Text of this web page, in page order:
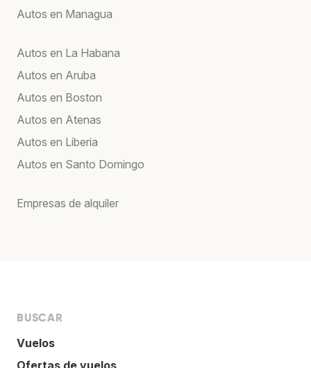
Autos en Managua
Autos en La Habana
Autos en Aruba
Autos en Boston
Autos en Atenas
Autos en Liberia
Autos en Santo Domingo
Empresas de alquiler
BUSCAR
Vuelos